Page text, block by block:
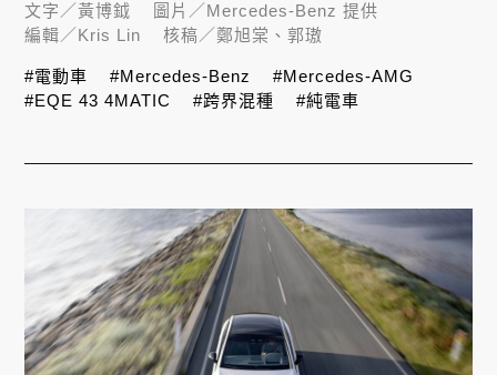
文字／黃博鉞 圖片／Mercedes-Benz 提供
編輯／Kris Lin 核稿／鄭旭棠、郭璈
#電動車 #Mercedes-Benz
#Mercedes-AMG
#EQE 43 4MATIC
#跨界混種 #純電車